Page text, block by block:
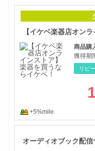
商品購
獲得期
リピ
+5%mile